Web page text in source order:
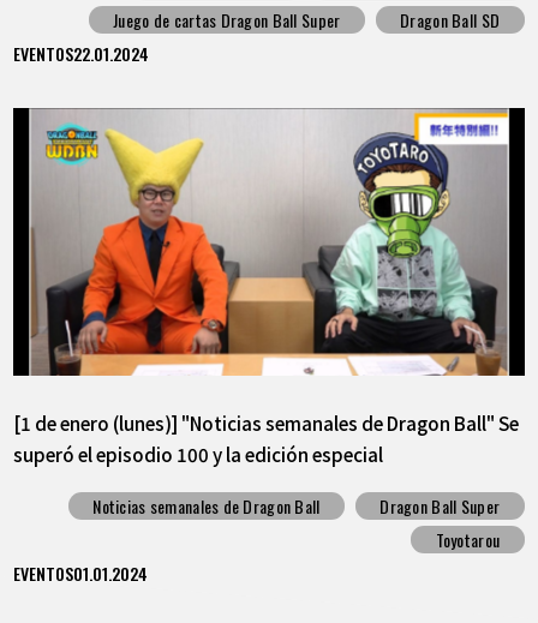
Juego de cartas Dragon Ball Super
Dragon Ball SD
EVENTOS22.01.2024
[1 de enero (lunes)] "Noticias semanales de Dragon Ball" Se
superó el episodio 100 y la edición especial
parte)
Noticias semanales de Dragon Ball
Dragon Ball Super
Toyotarou
EVENTOS01.01.2024